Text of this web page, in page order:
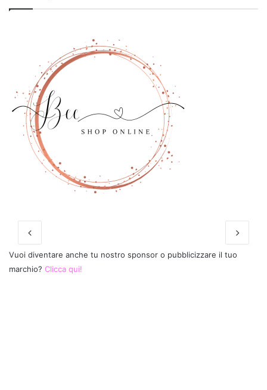
Vuoi diventare anche tu nostro sponsor o pubblicizzare il tuo
marchio? Clicca qui!